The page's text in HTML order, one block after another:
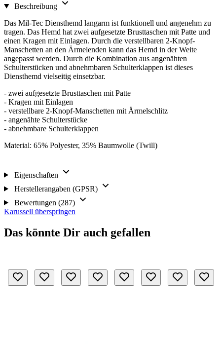
Beschreibung
Das Mil-Tec Diensthemd langarm ist funktionell und angenehm zu
tragen. Das Hemd hat zwei aufgesetzte Brusttaschen mit Patte und
einen Kragen mit Einlagen. Durch die verstellbaren 2-Knopf-
Manschetten an den Ärmelenden kann das Hemd in der Weite
angepasst werden. Durch die Kombination aus angenähten
Schulterstücken und abnehmbaren Schulterklappen ist dieses
Diensthemd vielseitig einsetzbar.
- zwei aufgesetzte Brusttaschen mit Patte
- Kragen mit Einlagen
- verstellbare 2-Knopf-Manschetten mit Ärmelschlitz
- angenähte Schulterstücke
- abnehmbare Schulterklappen
Material: 65% Polyester, 35% Baumwolle (Twill)
Eigenschaften
Herstellerangaben (GPSR)
Bewertungen (287)
Karussell überspringen
Das könnte Dir auch gefallen